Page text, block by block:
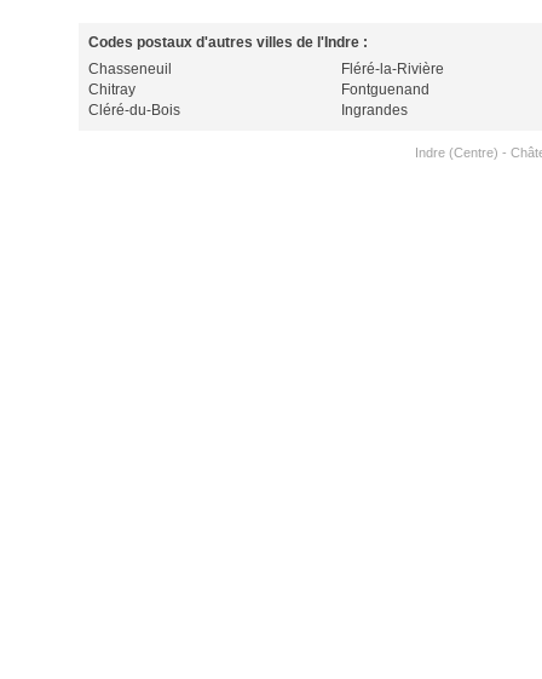
Codes postaux d'autres villes de l'Indre :
Chasseneuil
Chitray
Cléré-du-Bois
Fléré-la-Rivière
Fontguenand
Ingrandes
Indre (Centre) -